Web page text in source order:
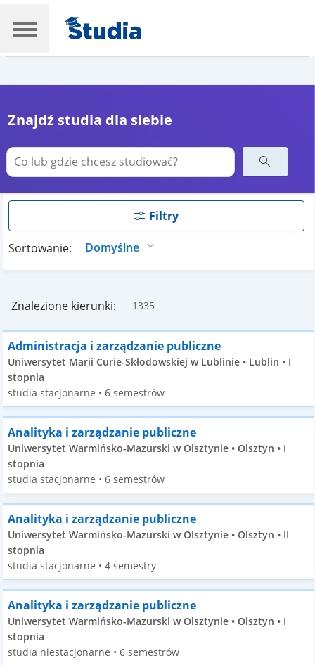
Znajdź studia dla siebie
Filtry
Sortowanie:
Znalezione kierunki: 1335
Administracja i zarządzanie publiczne
Uniwersytet Marii Curie-Skłodowskiej w Lublinie • Lublin • I
stopnia
studia stacjonarne • 6 semestrów
Analityka i zarządzanie publiczne
Uniwersytet Warmińsko-Mazurski w Olsztynie • Olsztyn • I
stopnia
studia stacjonarne • 6 semestrów
Analityka i zarządzanie publiczne
Uniwersytet Warmińsko-Mazurski w Olsztynie • Olsztyn • II
stopnia
studia stacjonarne • 4 semestry
Analityka i zarządzanie publiczne
Uniwersytet Warmińsko-Mazurski w Olsztynie • Olsztyn • I
stopnia
studia niestacjonarne • 6 semestrów